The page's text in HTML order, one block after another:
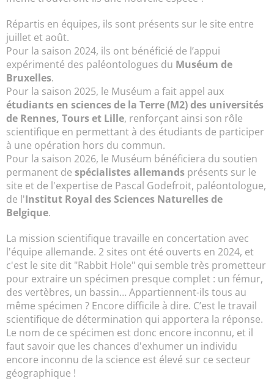
Répartis en équipes, ils sont présents sur le site entre
juillet et août.
Pour la saison 2024, ils ont bénéficié de l’appui
expérimenté des paléontologues du Muséum de
Bruxelles.
Pour la saison 2025, le Muséum a fait appel aux
étudiants en sciences de la Terre (M2) des universités
de Rennes, Tours et Lille, renforçant ainsi son rôle
scientifique en permettant à des étudiants de participer
à une opération hors du commun.
Pour la saison 2026, le Muséum bénéficiera du soutien
permanent de spécialistes allemands présents sur le
site et de l'expertise de Pascal Godefroit, paléontologue,
de l'Institut Royal des Sciences Naturelles de
Belgique.
La mission scientifique travaille en concertation avec
l'équipe allemande. 2 sites ont été ouverts en 2024, et
c'est le site dit "Rabbit Hole" qui semble très prometteur
pour extraire un spécimen presque complet : un fémur,
des vertèbres, un bassin… Appartiennent-ils tous au
même spécimen ? Encore difficile à dire. C’est le travail
scientifique de détermination qui apportera la réponse.
Le nom de ce spécimen est donc encore inconnu, et il
faut savoir que les chances d'exhumer un individu
encore inconnu de la science est élevé sur ce secteur
géographique !